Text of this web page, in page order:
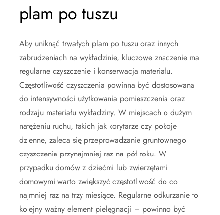
plam po tuszu
Aby uniknąć trwałych plam po tuszu oraz innych
zabrudzeniach na wykładzinie, kluczowe znaczenie ma
regularne czyszczenie i konserwacja materiału.
Częstotliwość czyszczenia powinna być dostosowana
do intensywności użytkowania pomieszczenia oraz
rodzaju materiału wykładziny. W miejscach o dużym
natężeniu ruchu, takich jak korytarze czy pokoje
dzienne, zaleca się przeprowadzanie gruntownego
czyszczenia przynajmniej raz na pół roku. W
przypadku domów z dziećmi lub zwierzętami
domowymi warto zwiększyć częstotliwość do co
najmniej raz na trzy miesiące. Regularne odkurzanie to
kolejny ważny element pielęgnacji – powinno być